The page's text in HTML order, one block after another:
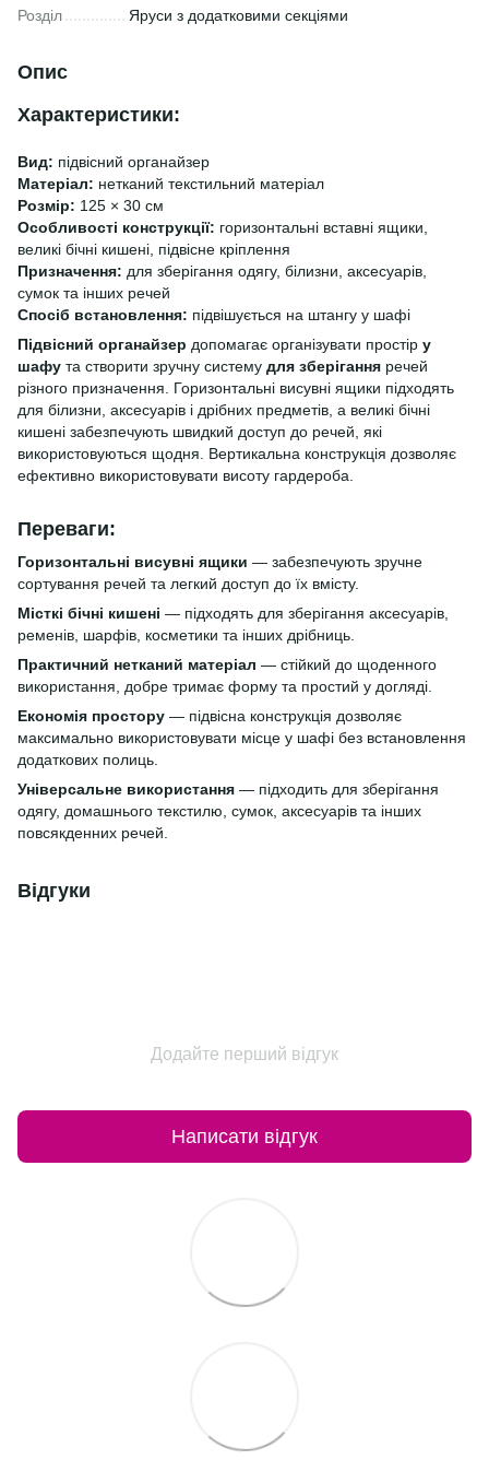
Розділ Яруси з додатковими секціями
Опис
Характеристики:
Вид: підвісний органайзер
Матеріал: нетканий текстильний матеріал
Розмір: 125 × 30 см
Особливості конструкції: горизонтальні вставні ящики,
великі бічні кишені, підвісне кріплення
Призначення: для зберігання одягу, білизни, аксесуарів,
сумок та інших речей
Спосіб встановлення: підвішується на штангу у шафі
Підвісний органайзер допомагає організувати простір у
шафу та створити зручну систему для зберігання речей
різного призначення. Горизонтальні висувні ящики підходять
для білизни, аксесуарів і дрібних предметів, а великі бічні
кишені забезпечують швидкий доступ до речей, які
використовуються щодня. Вертикальна конструкція дозволяє
ефективно використовувати висоту гардероба.
Переваги:
Горизонтальні висувні ящики — забезпечують зручне
сортування речей та легкий доступ до їх вмісту.
Місткі бічні кишені — підходять для зберігання аксесуарів,
ременів, шарфів, косметики та інших дрібниць.
Практичний нетканий матеріал — стійкий до щоденного
використання, добре тримає форму та простий у догляді.
Економія простору — підвісна конструкція дозволяє
максимально використовувати місце у шафі без встановлення
додаткових полиць.
Універсальне використання — підходить для зберігання
одягу, домашнього текстилю, сумок, аксесуарів та інших
повсякденних речей.
Відгуки
Додайте перший відгук
Написати відгук